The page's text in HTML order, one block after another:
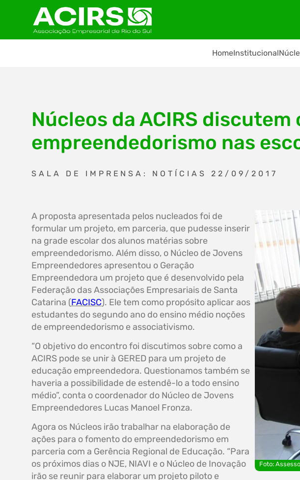
HomeInstitucional
Núcleos da ACIRS
empreendedorismo nas
SALA DE IMPRENSA: NOTÍCIAS 22/09/2017
Foto:
A proposta apresentada pelos nucleados foi de
formular um projeto, em parceria, que pudesse inserir
na grade escolar dos alunos matérias sobre
empreendedorismo. Além disso, o Núcleo de Jovens
Empreendedores apresentou o Geração
Empreendedora um projeto que é desenvolvido pela
Federação das Associações Empresariais de Santa
Catarina (FACISC). Ele tem como propósito aplicar aos
estudantes do segundo ano do ensino médio noções
de empreendedorismo e associativismo.
“O objetivo do encontro foi discutimos sobre como a
ACIRS pode se unir à GERED para um projeto de
educação empreendedora. Questionamos também se
haveria a possibilidade de estendê-lo a todo ensino
médio”, conta o coordenador do Núcleo de Jovens
Empreendedores Lucas Manoel Fronza.
Agora os Núcleos irão trabalhar na elaboração de
ações para o fomento do empreendedorismo em
parceria com a Gerência Regional de Educação. “Para
os próximos dias o NJE, NIAVI e o Núcleo de Inovação
irão se reunir para elaborar um projeto piloto e